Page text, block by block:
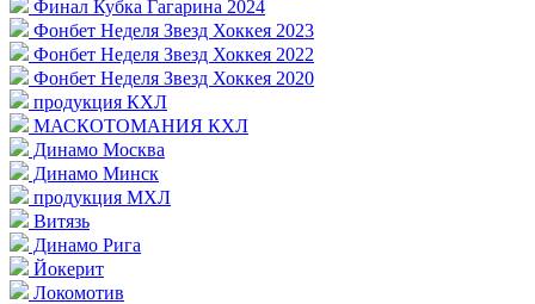
Финал Кубка Гагарина 2024
Фонбет Неделя Звезд Хоккея 2023
Фонбет Неделя Звезд Хоккея 2022
Фонбет Неделя Звезд Хоккея 2020
продукция КХЛ
МАСКОТОМАНИЯ КХЛ
Динамо Москва
Динамо Минск
продукция МХЛ
Витязь
Динамо Рига
Йокерит
Локомотив